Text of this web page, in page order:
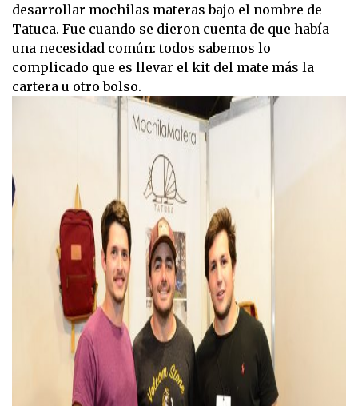
desarrollar mochilas materas bajo el nombre de
Tatuca. Fue cuando se dieron cuenta de que había
una necesidad común: todos sabemos lo
complicado que es llevar el kit del mate más la
cartera u otro bolso.